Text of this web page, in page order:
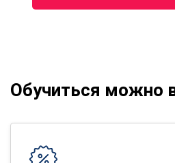
Обучиться можно